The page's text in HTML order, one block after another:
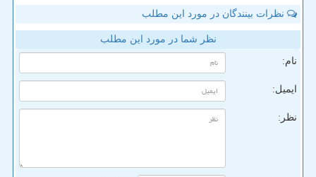
نظرات بینندگان در مورد این مطلب
نظر شما در مورد این مطلب
نام:
ایمیل:
نظر: